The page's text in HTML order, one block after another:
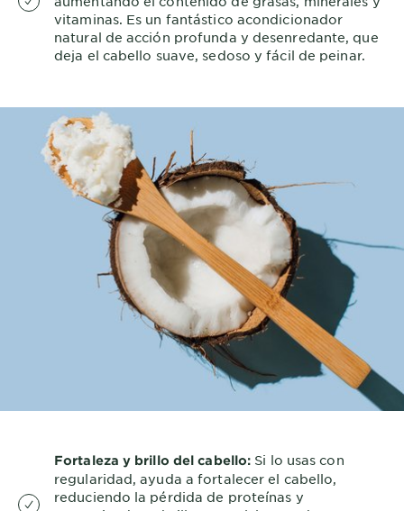
vitaminas. Es un fantástico acondicionador
natural de acción profunda y desenredante, que
deja el cabello suave, sedoso y fácil de peinar.
Fortaleza y brillo del cabello: Si lo usas con
regularidad, ayuda a fortalecer el cabello,
reduciendo la pérdida de proteínas y